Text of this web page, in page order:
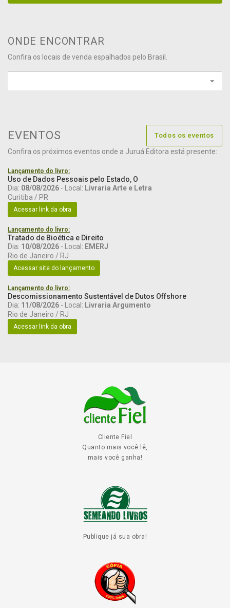
ONDE ENCONTRAR
Confira os locais de venda espalhados pelo Brasil.
EVENTOS Todos os eventos
Confira os próximos eventos onde a Juruá Editora está presente:
Lançamento do livro:
Uso de Dados Pessoais pelo Estado, O
Dia: 08/08/2026 - Local: Livraria Arte e Letra
Curitiba / PR
Acessar link da obra
Lançamento do livro:
Tratado de Bioética e Direito
Dia: 10/08/2026 - Local: EMERJ
Rio de Janeiro / RJ
Acessar site do lançamento
Lançamento do livro:
Descomissionamento Sustentável de Dutos Offshore
Dia: 11/08/2026 - Local: Livraria Argumento
Rio de Janeiro / RJ
Acessar link da obra
Cliente Fiel
Quanto mais você lê,
mais você ganha!
Publique já sua obra!